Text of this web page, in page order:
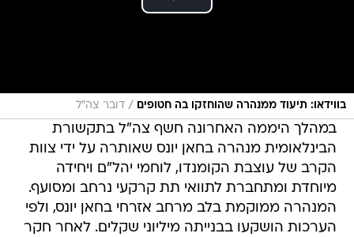
בווידאו: תיעוד ממנהרה שהוחזקו בה חטופים / דובר צה"ל
במהלך היממה האחרונה חשף צה"ל בתקשורת
הבינלאומית מנהרה בחאן יונס שאותרה על ידי צוות
הקרב של עוצבת הקומנדו, לוחמי יהל"ם ויחידה
מיוחדת ומתחברת לתוואי תת קרקעי נרחב ומסועף.
המנהרה ממוקמת בלב מרחב אזרחי בחאן יונס, ולפי
הערכות הושקעו בבנייתה מיליוני שקלים. לאחר חקר